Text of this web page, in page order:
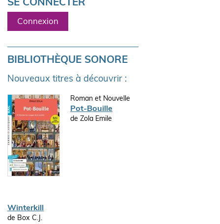
SE CONNECTER
Connexion
BIBLIOTHÈQUE SONORE
Nouveaux titres à découvrir :
Roman et Nouvelle
Pot-Bouille
de Zola Emile
Winterkill
de Box C.J.